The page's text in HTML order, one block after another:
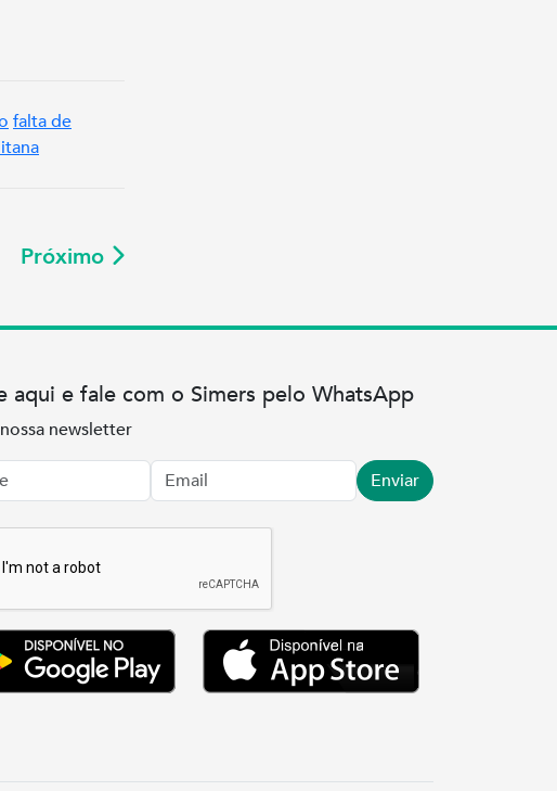
falta de
Próximo
aqui e fale com o Simers pelo WhatsApp
newsletter
Enviar